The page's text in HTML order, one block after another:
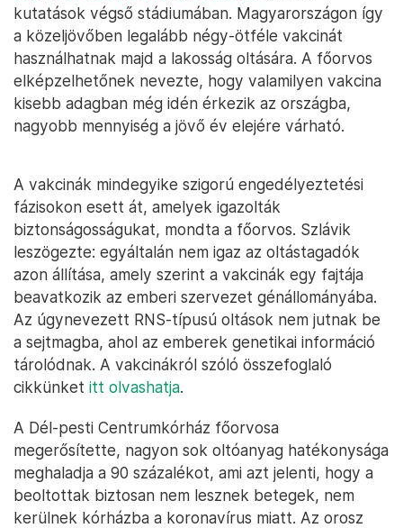
kutatások végső stádiumában. Magyarországon így
a közeljövőben legalább négy-ötféle vakcinát
használhatnak majd a lakosság oltására. A főorvos
elképzelhetőnek nevezte, hogy valamilyen vakcina
kisebb adagban még idén érkezik az országba,
nagyobb mennyiség a jövő év elejére várható.
A vakcinák mindegyike szigorú engedélyeztetési
fázisokon esett át, amelyek igazolták
biztonságosságukat, mondta a főorvos. Szlávik
leszögezte: egyáltalán nem igaz az oltástagadók
azon állítása, amely szerint a vakcinák egy fajtája
beavatkozik az emberi szervezet génállományába.
Az úgynevezett RNS-típusú oltások nem jutnak be
a sejtmagba, ahol az emberek genetikai információ
tárolódnak. A vakcinákról szóló összefoglaló
cikkünket itt olvashatja.
A Dél-pesti Centrumkórház főorvosa
megerősítette, nagyon sok oltóanyag hatékonysága
meghaladja a 90 százalékot, ami azt jelenti, hogy a
beoltottak biztosan nem lesznek betegek, nem
kerülnek kórházba a koronavírus miatt. Az orosz